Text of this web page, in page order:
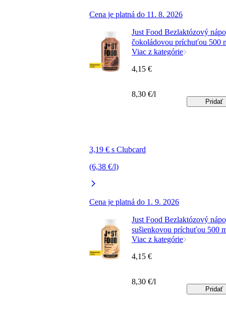
Cena je platná do 11. 8. 2026
Just Food Bezlaktózový
čokoládovou príchuťou 500
Viac z kategórie
3,19 € s Clubcard
(6,38 €/l)
Cena je platná do 1. 9. 2026
4,15 €
8,30 €/l
Pridať
Just Food Bezlaktózový
sušienkovou príchuťou 500
Viac z kategórie
4,15 €
8,30 €/l
Pridať